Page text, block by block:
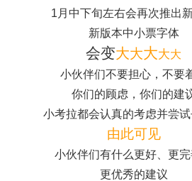
1月中下旬左右会再次推出
新版本中小票字体
会变大大大大大
小伙伴们不要担心，不要
你们的顾虑，你们的建
小考拉都会认真的考虑并尝试
由此可见
小伙伴们有什么更好、更完
更优秀的建议